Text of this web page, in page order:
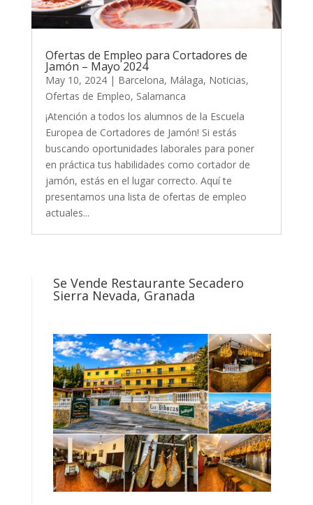
Ofertas de Empleo para Cortadores de
Jamón – Mayo 2024
May 10, 2024| Barcelona, Málaga, Noticias,
Ofertas de Empleo, Salamanca
¡Atención a todos los alumnos de la Escuela
Europea de Cortadores de Jamón! Si estás
buscando oportunidades laborales para poner
en práctica tus habilidades como cortador de
jamón, estás en el lugar correcto. Aquí te
presentamos una lista de ofertas de empleo
actuales...
Se Vende Restaurante Secadero
Sierra Nevada, Granada